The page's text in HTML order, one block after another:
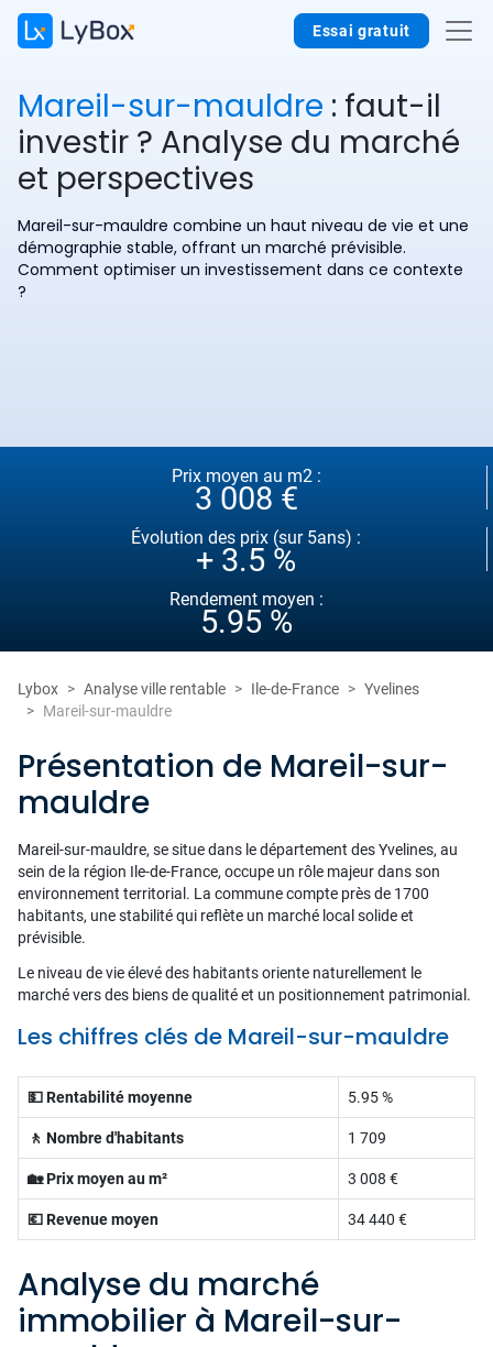
Essai gratuit
Mareil-sur-mauldre : faut-il
investir ? Analyse du marché
et perspectives
Mareil-sur-mauldre combine un haut niveau de vie et une
démographie stable, offrant un marché prévisible.
Comment optimiser un investissement dans ce contexte
?
Prix moyen au m2 :
3 008 €
Évolution des prix (sur 5ans) :
+ 3.5 %
Rendement moyen :
5.95 %
Lybox Analyse ville rentable Ile-de-France
Yvelines
Mareil-sur-mauldre
Présentation de Mareil-sur-
mauldre
Mareil-sur-mauldre, se situe dans le département des Yvelines, au
sein de la région Ile-de-France, occupe un rôle majeur dans son
environnement territorial. La commune compte près de 1700
habitants, une stabilité qui reflète un marché local solide et
prévisible.
Le niveau de vie élevé des habitants oriente naturellement le
marché vers des biens de qualité et un positionnement patrimonial.
Les chiffres clés de Mareil-sur-mauldre
💵 Rentabilité moyenne 5.95 %
🚶 Nombre d'habitants 1 709
🏡 Prix moyen au m² 3 008 €
💶 Revenue moyen 34 440 €
Analyse du marché
immobilier à Mareil-sur-